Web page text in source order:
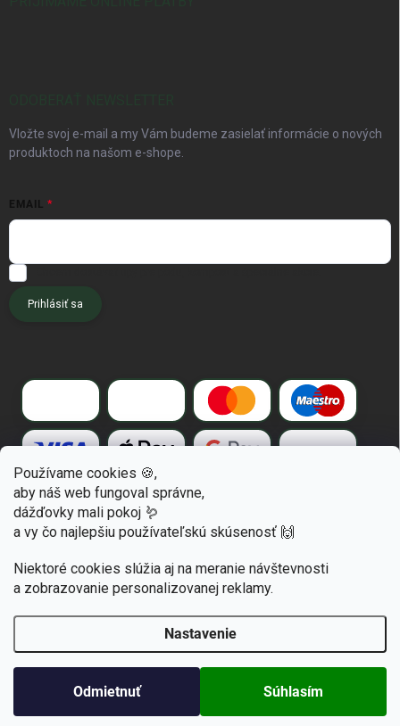
Používame cookies 🍪,
aby náš web fungoval správne,
dážďovky mali pokoj 🪱
a vy čo najlepšiu používateľskú skúsenosť 🙌
Niektoré cookies slúžia aj na meranie návštevnosti
a zobrazovanie personalizovanej reklamy.
Nastavenie
Odmietnuť Súhlasím
Vložte svoj e-mail a my Vám budeme zasielať informácie o nových
produktoch na našom e-shope.
EMAIL
Prihlásiť sa
Vytvoril Shoptet
Copyright 2026Happyterra.sk. Všetky práva vyhradené.Upraviť nastavenie
Ešte to stíhate!🙂 Zľava 5% na prvý nákup.